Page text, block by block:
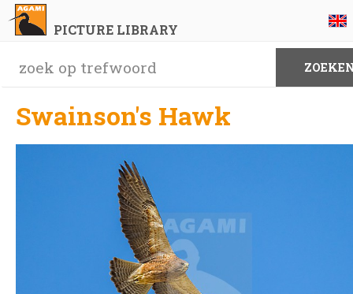
PICTURE LIBRARY
Swainson's Hawk